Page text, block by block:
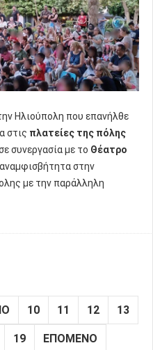
Ηλιούπολη που επανήλθε
στις πλατείες της πόλης
συνεργασία με το Θέατρο
στην
με την παράλληλη
10 11 12 13
19 ΕΠΌΜΕΝΟ